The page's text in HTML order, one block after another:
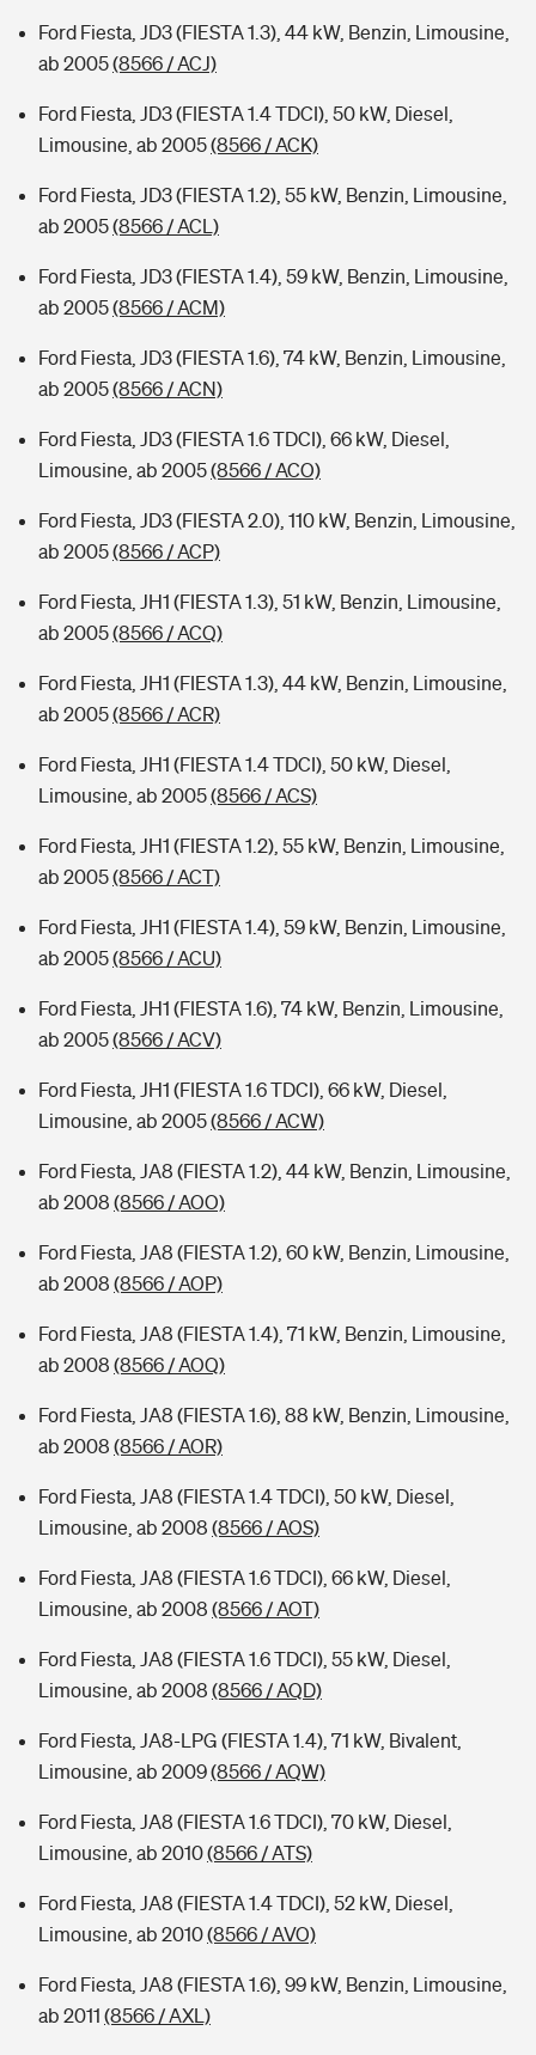
Ford Fiesta, JD3 (FIESTA 1.3), 44 kW, Benzin, Limousine,
ab 2005(8566 / ACJ)
Ford Fiesta, JD3 (FIESTA 1.4 TDCI), 50 kW, Diesel,
Limousine, ab 2005(8566 / ACK)
Ford Fiesta, JD3 (FIESTA 1.2), 55 kW, Benzin, Limousine,
ab 2005(8566 / ACL)
Ford Fiesta, JD3 (FIESTA 1.4), 59 kW, Benzin, Limousine,
ab 2005(8566 / ACM)
Ford Fiesta, JD3 (FIESTA 1.6), 74 kW, Benzin, Limousine,
ab 2005(8566 / ACN)
Ford Fiesta, JD3 (FIESTA 1.6 TDCI), 66 kW, Diesel,
Limousine, ab 2005(8566 / ACO)
Ford Fiesta, JD3 (FIESTA 2.0), 110 kW, Benzin, Limousine,
ab 2005(8566 / ACP)
Ford Fiesta, JH1 (FIESTA 1.3), 51 kW, Benzin, Limousine,
ab 2005(8566 / ACQ)
Ford Fiesta, JH1 (FIESTA 1.3), 44 kW, Benzin, Limousine,
ab 2005(8566 / ACR)
Ford Fiesta, JH1 (FIESTA 1.4 TDCI), 50 kW, Diesel,
Limousine, ab 2005(8566 / ACS)
Ford Fiesta, JH1 (FIESTA 1.2), 55 kW, Benzin, Limousine,
ab 2005(8566 / ACT)
Ford Fiesta, JH1 (FIESTA 1.4), 59 kW, Benzin, Limousine,
ab 2005(8566 / ACU)
Ford Fiesta, JH1 (FIESTA 1.6), 74 kW, Benzin, Limousine,
ab 2005(8566 / ACV)
Ford Fiesta, JH1 (FIESTA 1.6 TDCI), 66 kW, Diesel,
Limousine, ab 2005(8566 / ACW)
Ford Fiesta, JA8 (FIESTA 1.2), 44 kW, Benzin, Limousine,
ab 2008 (8566 / AOO)
Ford Fiesta, JA8 (FIESTA 1.2), 60 kW, Benzin, Limousine,
ab 2008 (8566 / AOP)
Ford Fiesta, JA8 (FIESTA 1.4), 71 kW, Benzin, Limousine,
ab 2008 (8566 / AOQ)
Ford Fiesta, JA8 (FIESTA 1.6), 88 kW, Benzin, Limousine,
ab 2008 (8566 / AOR)
Ford Fiesta, JA8 (FIESTA 1.4 TDCI), 50 kW, Diesel,
Limousine, ab 2008 (8566 / AOS)
Ford Fiesta, JA8 (FIESTA 1.6 TDCI), 66 kW, Diesel,
Limousine, ab 2008 (8566 / AOT)
Ford Fiesta, JA8 (FIESTA 1.6 TDCI), 55 kW, Diesel,
Limousine, ab 2008 (8566 / AQD)
Ford Fiesta, JA8-LPG (FIESTA 1.4), 71 kW, Bivalent,
Limousine, ab 2009(8566 / AQW)
Ford Fiesta, JA8 (FIESTA 1.6 TDCI), 70 kW, Diesel,
Limousine, ab 2010(8566 / ATS)
Ford Fiesta, JA8 (FIESTA 1.4 TDCI), 52 kW, Diesel,
Limousine, ab 2010(8566 / AVO)
Ford Fiesta, JA8 (FIESTA 1.6), 99 kW, Benzin, Limousine,
ab 2011 (8566 / AXL)